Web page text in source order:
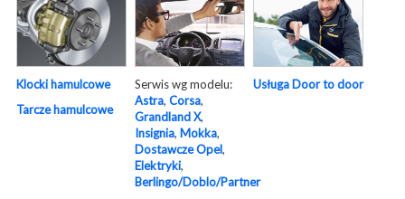
Klocki hamulcowe
Tarcze hamulcowe
Serwis wg modelu:
Astra, Corsa,
Grandland X,
Insignia, Mokka,
Dostawcze Opel,
Elektryki,
Berlingo/Doblo/Partner
Usługa Door to door